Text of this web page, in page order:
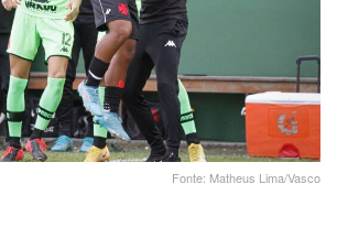
Fonte: Matheus Lima/Vasco